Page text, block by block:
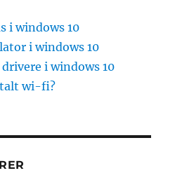
i windows 10
i windows 10
i windows 10
wi-fi?